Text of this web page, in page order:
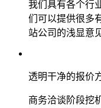
我们具有各个行
们可以提供很多
站公司的浅显意
透明干净的报价
商务洽谈阶段挖